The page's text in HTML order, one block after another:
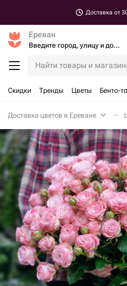
Доставка от
Ереван
Введите город, улицу и дом доставки
Найти товары и
Скидки Тренды Цветы Бенто-
Доставка цветов в Ереване